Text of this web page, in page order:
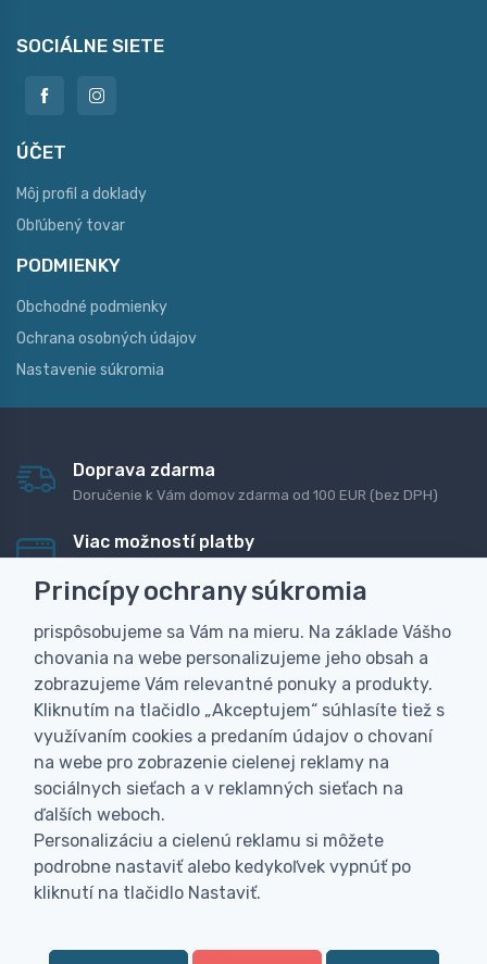
SOCIÁLNE SIETE
ÚČET
Môj profil a doklady
Obľúbený tovar
PODMIENKY
Obchodné podmienky
Ochrana osobných údajov
Nastavenie súkromia
Doprava zdarma
Doručenie k Vám domov zdarma od 100 EUR (bez DPH)
Viac možností platby
dobierku
Personalizácia
Vyrobíme Vám vlastný originálny darček
Skúsenosť
Široký sortiment, z ktorého Vám pomôžeme vybrať
Princípy ochrany súkromia
prispôsobujeme sa Vám na mieru. Na základe Vášho
chovania na webe personalizujeme jeho obsah a
zobrazujeme Vám relevantné ponuky a produkty.
Kliknutím na tlačidlo „Akceptujem“ súhlasíte tiež s
využívaním cookies a predaním údajov o chovaní
na webe pro zobrazenie cielenej reklamy na
sociálnych sieťach a v reklamných sieťach na
ďalších weboch.
Personalizáciu a cielenú reklamu si môžete
podrobne nastaviť alebo kedykoľvek vypnúť po
kliknutí na tlačidlo Nastaviť.